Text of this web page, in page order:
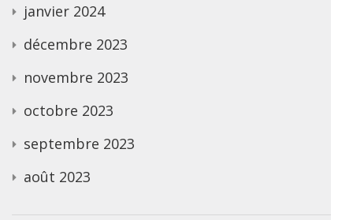
janvier 2024
décembre 2023
novembre 2023
octobre 2023
septembre 2023
août 2023